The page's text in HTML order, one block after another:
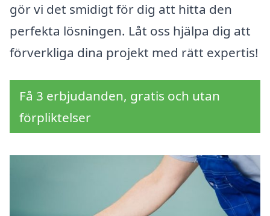
gör vi det smidigt för dig att hitta den
perfekta lösningen. Låt oss hjälpa dig att
förverkliga dina projekt med rätt expertis!
Få 3 erbjudanden, gratis och utan
förpliktelser